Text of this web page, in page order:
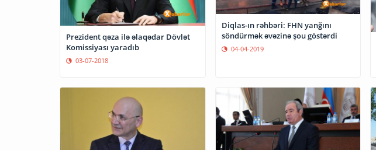
Prezident qəza ilə əlaqədar Dövlət
Komissiyası yaradıb
03-07-2018
Diqlas-ın rəhbəri: FHN yanğını
söndürmək əvəzinə şou göstərdi
04-04-2019